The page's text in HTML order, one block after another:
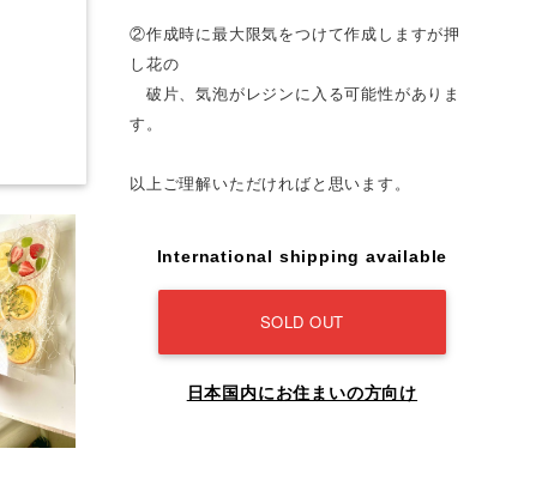
②作成時に最大限気をつけて作成しますが押
し花の
破片、気泡がレジンに入る可能性がありま
す。
以上ご理解いただければと思います。
International shipping available
SOLD OUT
日本国内にお住まいの方向け